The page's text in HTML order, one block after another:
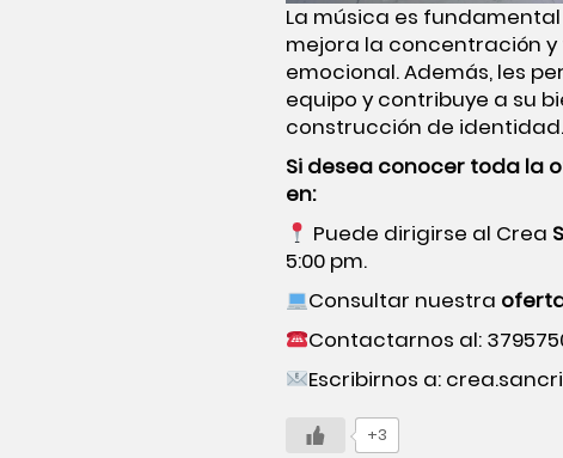
La música es
mejora la concentración
emocional. Además, les
equipo y contribuye a su
construcción de identidad.
Si desea conocer toda la
en:
Puede dirigirse al Crea
5:00 pm.
Consultar nuestra
Contactarnos al:
Escribirnos a:
+3